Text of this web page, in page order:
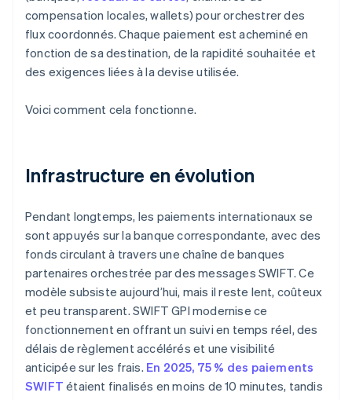
compensation locales, wallets) pour orchestrer des
flux coordonnés. Chaque paiement est acheminé en
fonction de sa destination, de la rapidité souhaitée et
des exigences liées à la devise utilisée.
Voici comment cela fonctionne.
Infrastructure en évolution
Pendant longtemps, les paiements internationaux se
sont appuyés sur la banque correspondante, avec des
fonds circulant à travers une chaîne de banques
partenaires orchestrée par des messages SWIFT. Ce
modèle subsiste aujourd’hui, mais il reste lent, coûteux
et peu transparent. SWIFT GPI modernise ce
fonctionnement en offrant un suivi en temps réel, des
délais de règlement accélérés et une visibilité
anticipée sur les frais. En 2025, 75 % des paiements
SWIFT étaient finalisés en moins de 10 minutes, tandis